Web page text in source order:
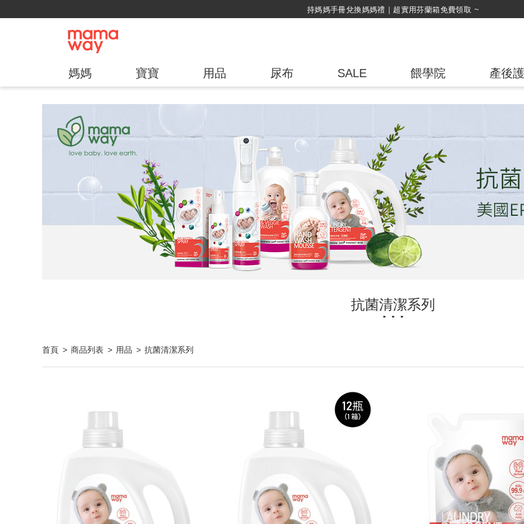
持媽媽手冊兌換媽媽禮｜超實用芬蘭箱免費領取 ~
媽媽 寶寶 用品 尿布 SALE 餵學院 產後
抗菌清潔系列
首頁 商品列表 用品 抗菌清潔系列